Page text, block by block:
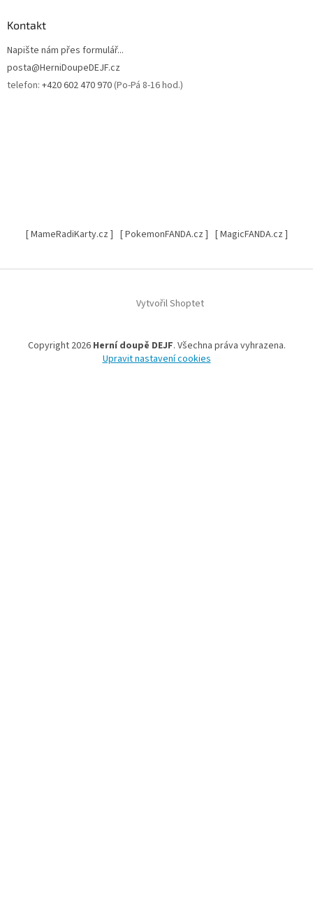
Kontakt
Napište nám přes formulář...
posta@HerniDoupeDEJF.cz
telefon: +420 602 470 970(Po-Pá 8-16 hod.)
[ MameRadiKarty.cz ] [ PokemonFANDA.cz ] [ MagicFANDA.cz ]
Vytvořil Shoptet
Copyright 2026 Herní doupě DEJF. Všechna práva vyhrazena.
Upravit nastavení cookies